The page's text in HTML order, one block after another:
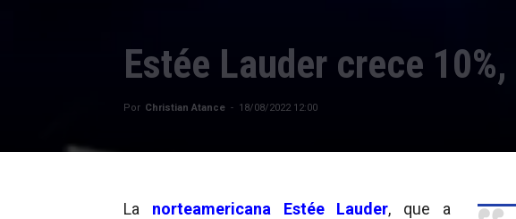
Estée Lauder crece
Por Christian Atance - 18/08/2022 12:00
La norteamericana Estée Lauder, que a